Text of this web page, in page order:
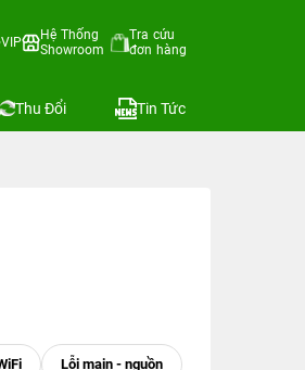
VIP
Hệ Thống
Showroom
Tra cứu
đơn hàng
Thu Đổi Tin Tức